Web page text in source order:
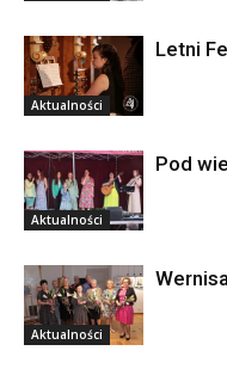
Aktualności
Letni
Aktualności
Pod
Aktualności